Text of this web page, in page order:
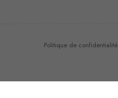
Politique de confidentialité